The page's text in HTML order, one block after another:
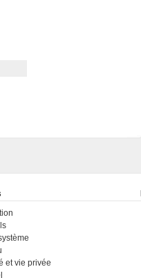
et vie privée